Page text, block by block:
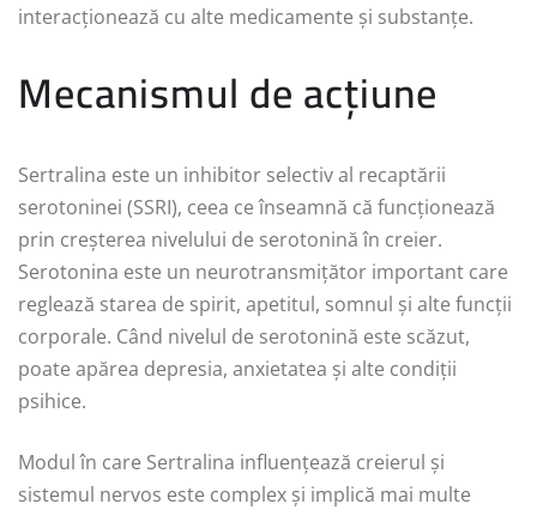
interacționează cu alte medicamente și substanțe.
Mecanismul de acțiune
Sertralina este un inhibitor selectiv al recaptării
serotoninei (SSRI), ceea ce înseamnă că funcționează
prin creșterea nivelului de serotonină în creier.
Serotonina este un neurotransmițător important care
reglează starea de spirit, apetitul, somnul și alte funcții
corporale. Când nivelul de serotonină este scăzut,
poate apărea depresia, anxietatea și alte condiții
psihice.
Modul în care Sertralina influențează creierul și
sistemul nervos este complex și implică mai multe